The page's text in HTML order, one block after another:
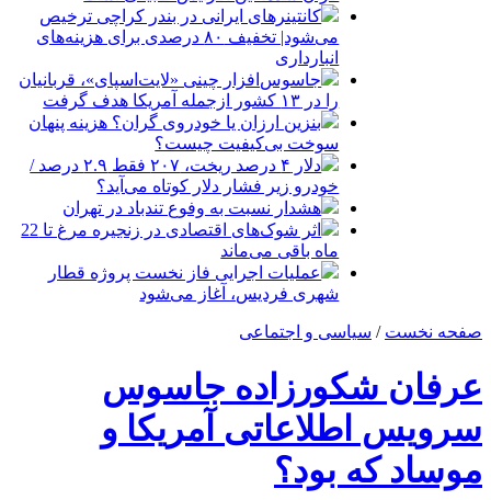
کانتینرهای ایرانی در بندر کراچی ترخیص
می‌شود| تخفیف ۸۰ درصدی برای هزینه‌های
انبارداری
جاسوس‌افزار چینی «لایت‌اسپای»، قربانیان
را در ۱۳ کشور ازجمله آمریکا هدف گرفت
بنزین ارزان یا خودروی گران؟ هزینه پنهان
سوخت بی‌کیفیت چیست؟
دلار ۴ درصد ریخت، ۲۰۷ فقط ۲.۹ درصد /
خودرو زیر فشار دلار کوتاه می‌آید؟
هشدار نسبت به وفوع تندباد در تهران
اثر شوک‌های اقتصادی در زنجیره مرغ تا 22
ماه باقی می‌ماند
عملیات اجرایی فاز نخست پروژه قطار
شهری فردیس، آغاز می‌شود
صفحه نخست / سیاسی و اجتماعی
عرفان شکورزاده جاسوس
سرویس اطلاعاتی آمریکا و
موساد که بود؟